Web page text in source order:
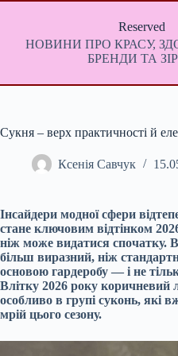
Перейти
Reserved
НОВИНИ ПРО КРАСУ,
БРЕНДИ ТА
Сукня – верх практичності й
Ксенія Савчук
Інсайдери модної сфери
стане ключовим відтінком
ніж може видатися спочатку.
більш виразний, ніж
основою гардеробу — і не
Влітку 2026 року коричневий
особливо в групі суконь, які
мрій цього сезону.